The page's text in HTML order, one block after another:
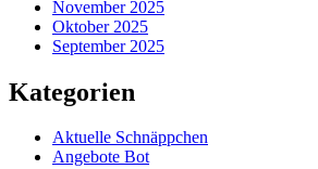
November 2025
Oktober 2025
September 2025
Kategorien
Aktuelle Schnäppchen
Angebote Bot